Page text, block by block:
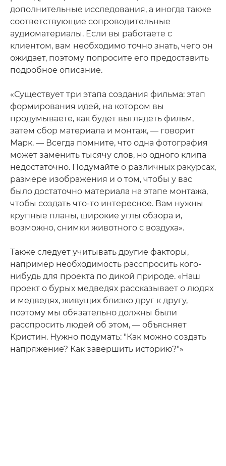
дополнительные исследования, а иногда также
соответствующие сопроводительные
аудиоматериалы. Если вы работаете с
клиентом, вам необходимо точно знать, чего он
ожидает, поэтому попросите его предоставить
подробное описание.
«Существует три этапа создания фильма: этап
формирования идей, на котором вы
продумываете, как будет выглядеть фильм,
затем сбор материала и монтаж, — говорит
Марк. — Всегда помните, что одна фотография
может заменить тысячу слов, но одного клипа
недостаточно. Подумайте о различных ракурсах,
размере изображения и о том, чтобы у вас
было достаточно материала на этапе монтажа,
чтобы создать что-то интересное. Вам нужны
крупные планы, широкие углы обзора и,
возможно, снимки животного с воздуха».
Также следует учитывать другие факторы,
например необходимость расспросить кого-
нибудь для проекта по дикой природе. «Наш
проект о бурых медведях рассказывает о людях
и медведях, живущих близко друг к другу,
поэтому мы обязательно должны были
расспросить людей об этом, — объясняет
Кристин. Нужно подумать: "Как можно создать
напряжение? Как завершить историю?"»